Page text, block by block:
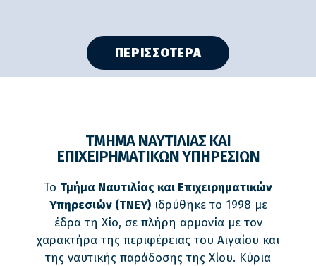
ΠΕΡΙΣΣΟΤΕΡΑ
ΤΜΗΜΑ ΝΑΥΤΙΛΙΑΣ ΚΑΙ
ΕΠΙΧΕΙΡΗΜΑΤΙΚΩΝ ΥΠΗΡΕΣΙΩΝ
Το Τμήμα Ναυτιλίας και Επιχειρηματικών
Υπηρεσιών (ΤΝΕΥ)ιδρύθηκε το 1998 με
έδρα τη Χίο, σε πλήρη αρμονία με τον
χαρακτήρα της περιφέρειας του Αιγαίου και
της ναυτικής παράδοσης της Χίου. Κύρια